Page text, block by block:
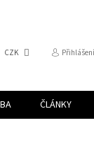
CZK Přihlášení
ČLÁNKY